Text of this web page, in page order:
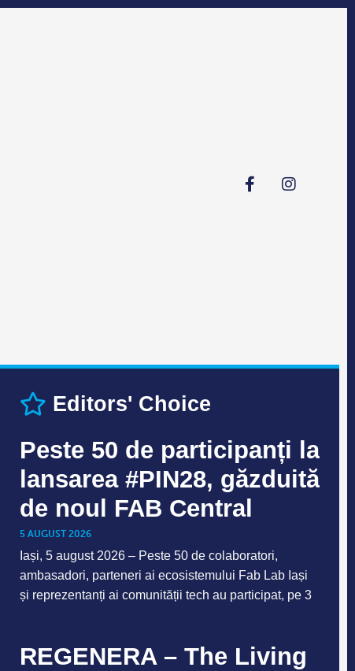
Editors' Choice
Peste 50 de participanți la
lansarea #PIN28, găzduită
de noul FAB Central
5 AUGUST 2026
Iași, 5 august 2026 – Peste 50 de colaboratori,
ambasadori, parteneri ai ecosistemului Fab Lab Iași
și reprezentanți ai comunității tech au participat, pe 3
REGENERA – The Living